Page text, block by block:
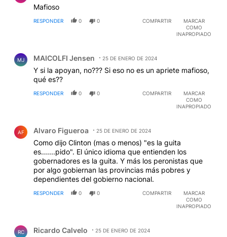
Mafioso
RESPONDER 0 0 COMPARTIR
MARCAR
COMO
INAPROPIADO
MJ MAICOLFI Jensen 25 DE ENERO DE 2024
Y si la apoyan, no??? Si eso no es un apriete mafioso,
qué es??
RESPONDER 0 0 COMPARTIR
MARCAR
COMO
INAPROPIADO
AF Alvaro Figueroa 25 DE ENERO DE 2024
Como dijo Clinton (mas o menos) "es la guita
es.......pido". El único idioma que entienden los
gobernadores es la guita. Y más los peronistas que
por algo gobiernan las provincias más pobres y
dependientes del gobierno nacional.
RESPONDER 0 0 COMPARTIR
MARCAR
COMO
INAPROPIADO
RC Ricardo Calvelo 25 DE ENERO DE 2024